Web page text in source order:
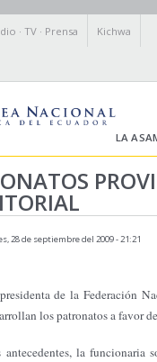
·TV · Prensa Kichwa
LA
28 de septiembre del 2009 - 21:21
dela Federación
los patronatos a favor
antecedentes, la funcionaria